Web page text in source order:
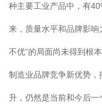
种主要工业产品中，有
来，质量水平和品牌影响
不优”的局面尚未得到根
制造业品牌竞争新优势
升，仍然是当前和今后一